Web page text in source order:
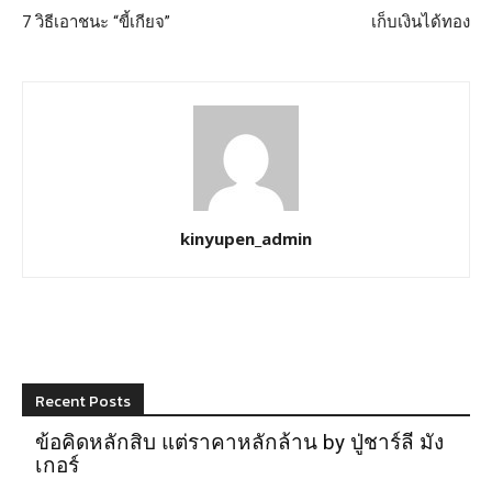
7 วิธีเอาชนะ “ขี้เกียจ” เก็บเงินได้ทอง
kinyupen_admin
Recent Posts
ข้อคิดหลักสิบ แต่ราคาหลักล้าน by ปู่ชาร์ลี มัง
เกอร์